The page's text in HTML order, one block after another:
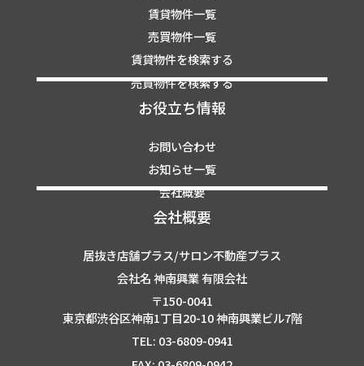
賃貸物件一覧
売買物件一覧
賃貸物件を検索する
売買物件を検索する
お役立ち情報
お問い合わせ
お知らせ一覧
会社概要
会社概要
居抜き店舗プラス/サロン不動産プラス
会社名 神南興業 有限会社
〒150-0041
東京都渋谷区神南1丁目20-10 神南興業ビル7階
TEL: 03-6809-0941